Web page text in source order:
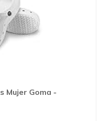
Mujer Goma -